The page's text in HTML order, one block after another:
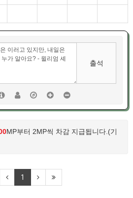
출석
MP부터 2MP씩 차감 지급됩니다.(기
1